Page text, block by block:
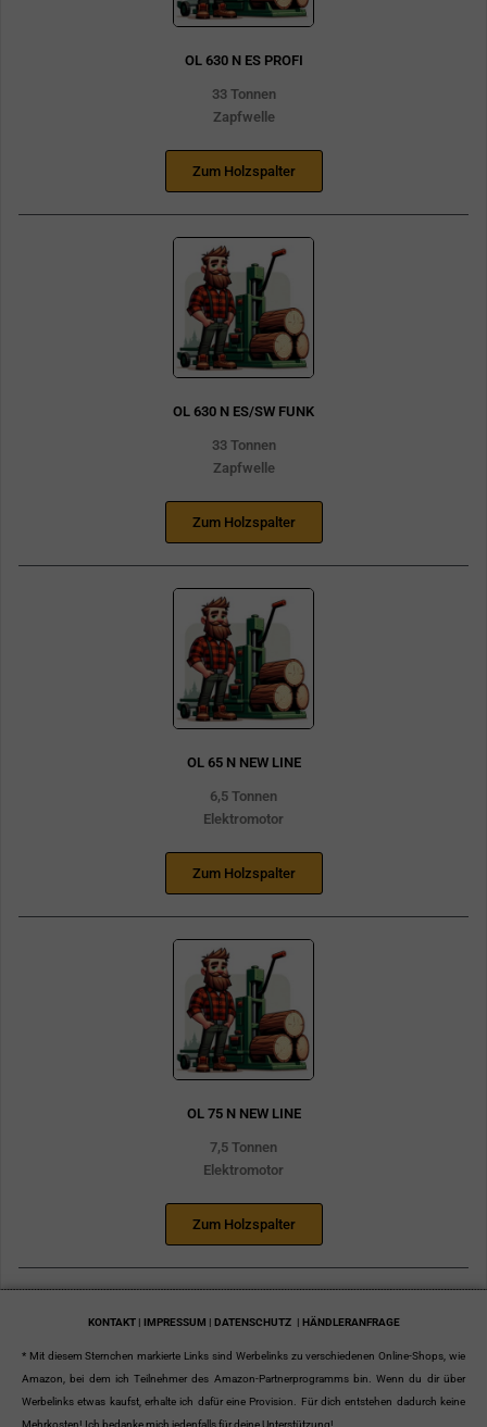
OL 630 N ES PROFI
33 Tonnen
Zapfwelle
Zum Holzspalter
OL 630 N ES/SW FUNK
33 Tonnen
Zapfwelle
Zum Holzspalter
OL 65 N NEW LINE
6,5 Tonnen
Elektromotor
Zum Holzspalter
OL 75 N NEW LINE
7,5 Tonnen
Elektromotor
Zum Holzspalter
KONTAKT | IMPRESSUM | DATENSCHUTZ | HÄNDLERANFRAGE
* Mit diesem Sternchen markierte Links sind Werbelinks zu verschiedenen Online-Shops, wie
Amazon, bei dem ich Teilnehmer des Amazon-Partnerprogramms bin. Wenn du dir über
Werbelinks etwas kaufst, erhalte ich dafür eine Provision. Für dich entstehen dadurch keine
Mehrkosten! Ich bedanke mich jedenfalls für deine Unterstützung!